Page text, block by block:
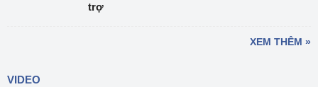
trợ
XEM THÊM »
VIDEO